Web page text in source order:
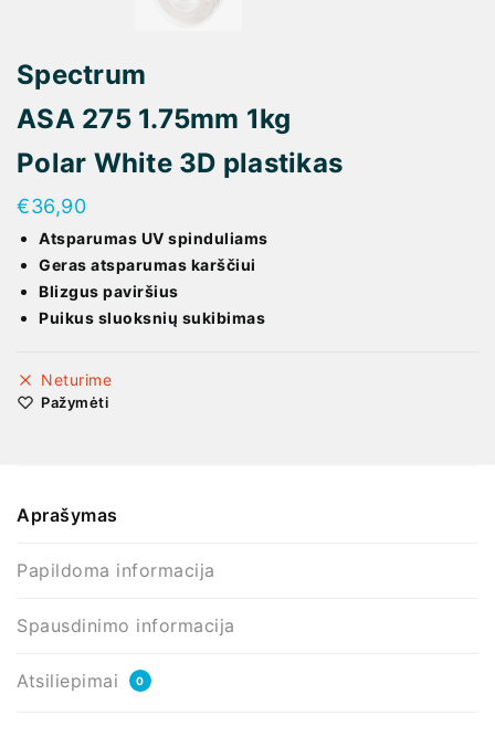
Spectrum
ASA 275 1.75mm 1kg
Polar White 3D plastikas
€36,90
Atsparumas UV spinduliams
Geras atsparumas karščiui
Blizgus paviršius
Puikus sluoksnių sukibimas
Neturime
Pažymėti
Aprašymas
Papildoma informacija
Spausdinimo informacija
Atsiliepimai 0